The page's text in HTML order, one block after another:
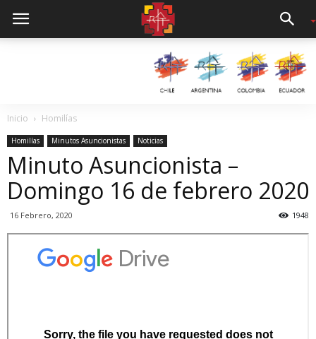
Inicio Homilías
Homilías Minutos Asuncionistas Noticias
Minuto Asuncionista –
Domingo 16 de febrero 2020
16 Febrero, 2020 1948